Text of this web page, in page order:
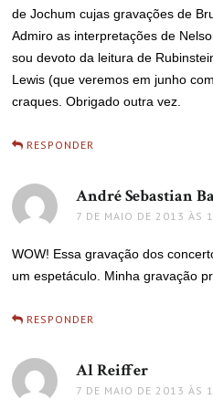
de Jochum cujas gravações de
Admiro as interpretações de
sou devoto da leitura de
Lewis (que veremos em junho
craques. Obrigado outra vez.
RESPONDER
André Sebastian
7 DE MAIO DE 2013 ÀS
WOW! Essa gravação dos
um espetáculo. Minha gravação
RESPONDER
Al Reiffer
7 DE MAIO DE 2013 ÀS